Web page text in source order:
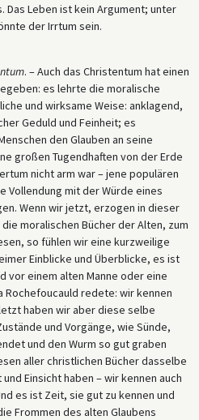
Das Leben ist kein Argument; unter
der Irrtum sein.
. – Auch das Christentum hat einen
es lehrte die moralische
und wirksame Weise: anklagend,
Geduld und Feinheit; es
den Glauben an seine
großen Tugendhaften von der Erde
nicht arm war – jene populären
Vollendung mit der Würde eines
Wenn wir jetzt, erzogen in dieser
moralischen Bücher der Alten, zum
so fühlen wir eine kurzweilige
Einblicke und Überblicke, es ist
vor einem alten Manne oder eine
redete: wir kennen
haben wir aber diese selbe
und Vorgänge, wie Sünde,
und den Wurm so gut graben
aller christlichen Bücher dasselbe
Einsicht haben – wir kennen auch
es ist Zeit, sie gut zu kennen und
Frommen des alten Glaubens